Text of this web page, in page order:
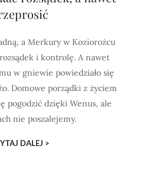
a Merkury w Koziorożcu
i kontrolę. A nawet
w gniewie powiedziało się
Domowe porządki z życiem
pogodzić dzięki Wenus, ale
nie poszalejemy.
DALEJ >